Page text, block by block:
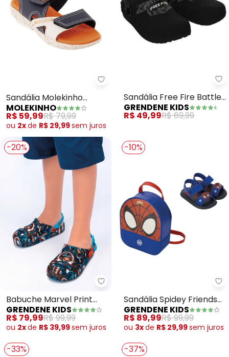
Molekinho - Sandália
Sandália Molekinho
(Marinho) em Sintético
MOLEKINHO
R$ 59,99R$ 79,99
ou 2xde R$ 29,99sem juros
Sandália Free Fire Battle
(Preto)
GRENDENE KIDS
R$ 49,99R$ 69,99
-20%
Grendene Kids - Babuche
Babuche Marvel Print
(Azul)
GRENDENE KIDS
R$ 79,99R$ 99,99
ou 2xde R$ 39,99sem juros
-10%
Sandália Spidey Friends
(Marinho)
GRENDENE KIDS
R$ 89,99R$ 99,99
ou 3xde R$ 29,99sem juros
-33% -37%